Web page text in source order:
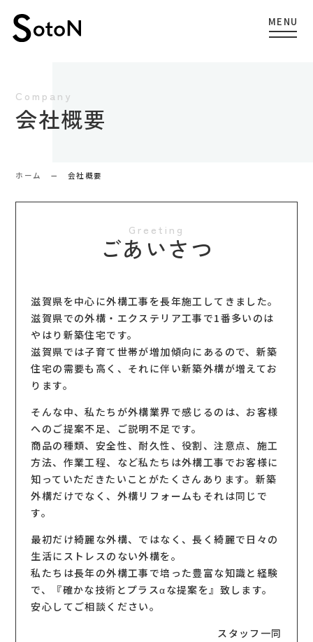
会社概要
ホーム 会社概要
ごあいさつ
滋賀県を中心に外構工事を長年施工してきました。
滋賀県での外構・エクステリア工事で1番多いのは
やはり新築住宅です。
滋賀県では子育て世帯が増加傾向にあるので、新築
住宅の需要も高く、それに伴い新築外構が増えてお
ります。
そんな中、私たちが外構業界で感じるのは、お客様
へのご提案不足、ご説明不足です。
商品の種類、安全性、耐久性、役割、注意点、施工
方法、作業工程、など私たちは外構工事でお客様に
知っていただきたいことがたくさんあります。新築
外構だけでなく、外構リフォームもそれは同じで
す。
最初だけ綺麗な外構、ではなく、長く綺麗で日々の
生活にストレスのない外構を。
私たちは長年の外構工事で培った豊富な知識と経験
で、『確かな技術とプラスαな提案を』致します。
安心してご相談ください。
スタッフ一同